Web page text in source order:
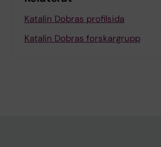
Katalin Dobras profilsida
Katalin Dobras forskargrupp